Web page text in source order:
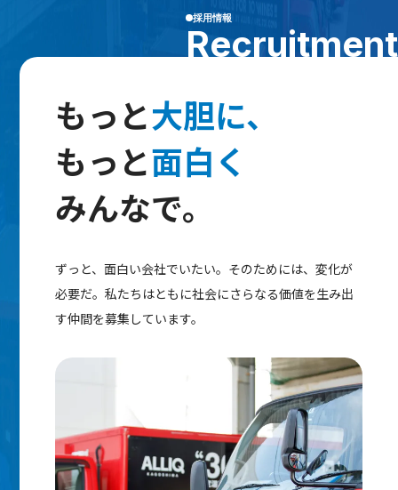
採用情報
Recruitment
もっと大胆に、
もっと面白く
みんなで。
ずっと、面白い会社でいたい。そのためには、変化が
必要だ。私たちはともに社会にさらなる価値を生み出
す仲間を募集しています。